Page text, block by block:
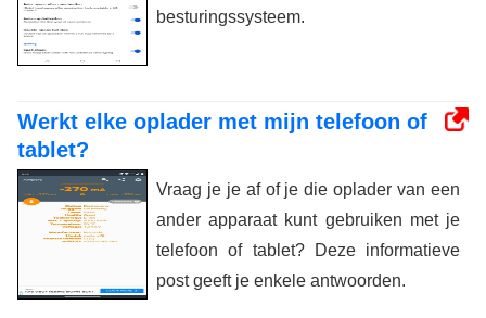
besturingssysteem.
Werkt elke oplader met mijn telefoon of
tablet?
Vraag je je af of je die oplader van een
ander apparaat kunt gebruiken met je
telefoon of tablet? Deze informatieve
post geeft je enkele antwoorden.